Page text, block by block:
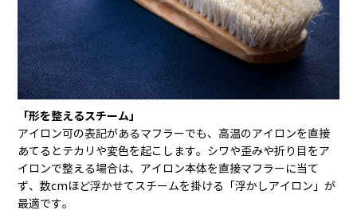
「形を整えるスチーム」
アイロン可の表記があるマフラーでも、高温のアイロンを直接
あてるとテカリや変色を起こします。シワや歪みや折り目をア
イロンで整える場合は、アイロン本体を直接マフラーに当て
ず、数cmほど浮かせてスチームを掛ける「浮かしアイロン」が
最適です。